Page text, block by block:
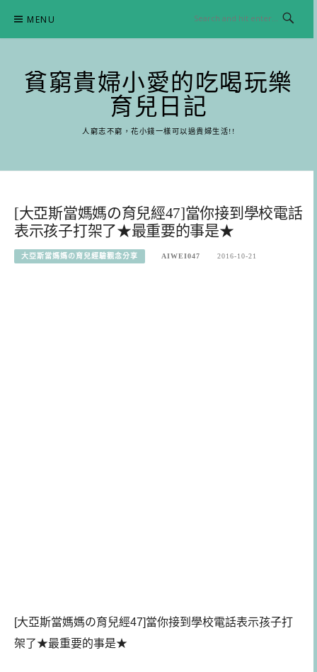
content
MENU
貧窮貴婦小愛的吃喝玩樂
育兒日記
人窮志不窮，花小錢一樣可以過貴婦生活!!
[大亞斯當媽媽の育兒經47]當你接到學校電話
表示孩子打架了★最重要的事是★
大亞斯當媽媽の育兒經驗觀念分享 AIWEI047 2016-10-21
[大亞斯當媽媽の育兒經47]當你接到學校電話表示孩子打
架了★最重要的事是★